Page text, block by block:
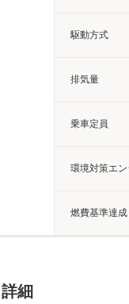
駆動方式
排気量
乗車定員
環境対策エン
燃費基準達成
細